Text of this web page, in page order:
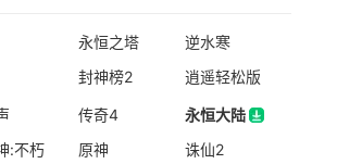
永恒之塔
逆水寒
封神榜2 逍遥轻松版
传奇4
永恒大陆
永恒大陆
:不朽 原神
诛仙2
周四
新